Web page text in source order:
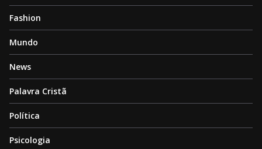
Fashion
Mundo
News
Palavra Cristã
Política
Psicologia